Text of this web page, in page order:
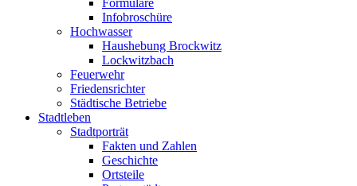
Infobroschüre
Hochwasser
Haushebung Brockwitz
Lockwitzbach
Feuerwehr
Friedensrichter
Städtische Betriebe
Stadtleben
Stadtporträt
Fakten und Zahlen
Geschichte
Ortsteile